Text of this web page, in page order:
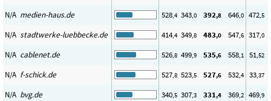
N/A medien-haus.de 528,4 343,0 392,8 646,0 472,5
N/A stadtwerke-luebbecke.de 414,4 349,8 483,0 547,6 317,0
N/A cablenet.de 526,8 499,9 535,6 558,1 51,52
N/A f-schick.de 527,8 523,5 527,6 532,4 33,37
N/A bvg.de 340,5 307,3 331,4 369,2 469,9